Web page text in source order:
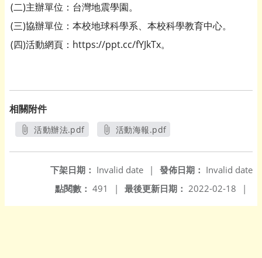
(二)主辦單位：台灣地震學園。
(三)協辦單位：本校地球科學系、本校科學教育中心。
(四)活動網頁：https://ppt.cc/fYJkTx。
相關附件
活動辦法.pdf
活動海報.pdf
發佈日期： Invalid date
下架日期： Invalid date
|
最後更新日期： 2022-02-18 |
點閱數： 491 |